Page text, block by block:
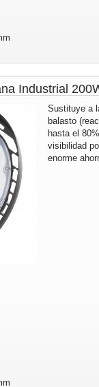
Industrial
Sustituye a
balasto
hasta el
visibilidad
enorme